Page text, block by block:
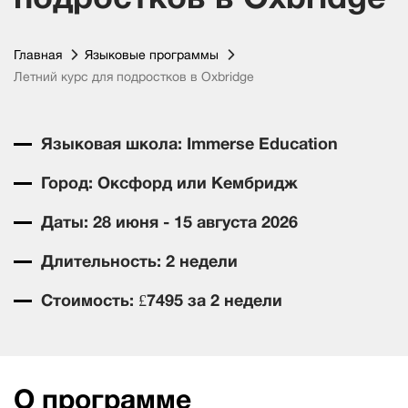
Главная
Языковые программы
Летний курс для подростков в Oxbridge
Языковая школа: Immerse Education
Город: Оксфорд или Кембридж
Даты: 28 июня - 15 августа 2026
Длительность: 2 недели
Стоимость: £7495 за 2 недели
О программе